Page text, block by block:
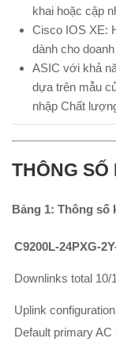
khai hoặc cập
Cisco IOS XE:
dành cho
ASIC với khả
dựa trên mẫu
nhập Chất
THÔNG SỐ
Bảng 1: Thông số
C9200L-24PXG-
Downlinks total 10/
Uplink configuration
Default primary